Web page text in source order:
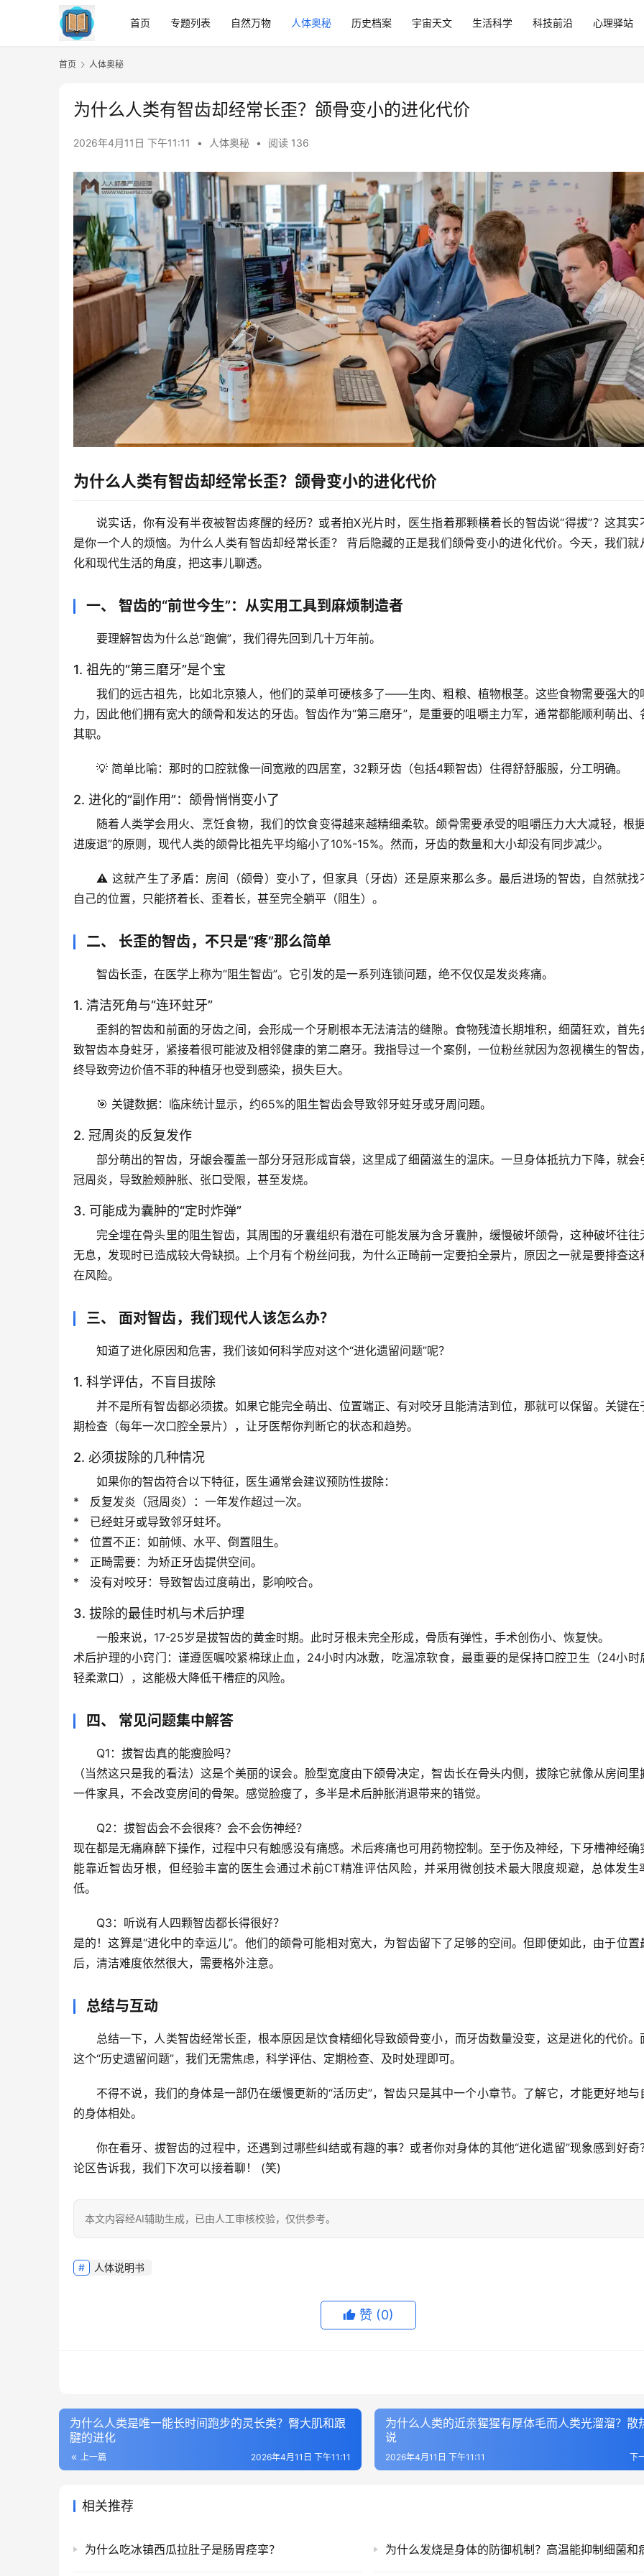
首页 专题列表 自然万物 人体奥秘 历史档案 宇宙天文 生活科学 科技前沿 心理驿站
首页 人体奥秘
为什么人类有智齿却经常长歪？颌骨变小的进化代价
2026年4月11日 下午11:11 • 人体奥秘 • 阅读 136
为什么人类有智齿却经常长歪？颌骨变小的进化代价
说实话，你有没有半夜被智齿疼醒的经历？或者拍X光片时，医生指着那颗横着长的智齿说“得拔”？这其实
是你一个人的烦恼。 为什么人类有智齿却经常长歪？ 背后隐藏的正是我们颌骨变小的进化代价。今天，我们就
化和现代生活的角度，把这事儿聊透。
一、 智齿的“前世今生”：从实用工具到麻烦制造者
要理解智齿为什么总“跑偏”，我们得先回到几十万年前。
1. 祖先的“第三磨牙”是个宝
我们的远古祖先，比如北京猿人，他们的菜单可硬核多了——生肉、粗粮、植物根茎。这些食物需要强大的
力，因此他们拥有宽大的颌骨和发达的牙齿。智齿作为“第三磨牙”，是重要的咀嚼主力军，通常都能顺利萌出、
其职。
💡 简单比喻：那时的口腔就像一间宽敞的四居室，32颗牙齿（包括4颗智齿）住得舒舒服服，分工明确。
2. 进化的“副作用”：颌骨悄悄变小了
随着人类学会用火、烹饪食物，我们的饮食变得越来越精细柔软。颌骨需要承受的咀嚼压力大大减轻，根
进废退”的原则， 现代人类的颌骨比祖先平均缩小了10%-15%。然而，牙齿的数量和大小却没有同步减少。
⚠️ 这就产生了矛盾：房间（颌骨）变小了，但家具（牙齿）还是原来那么多。最后进场的智齿，自然就找
自己的位置，只能挤着长、歪着长，甚至完全躺平（阻生）。
二、 长歪的智齿，不只是“疼”那么简单
智齿长歪，在医学上称为“阻生智齿”。它引发的是一系列连锁问题，绝不仅仅是发炎疼痛。
1. 清洁死角与“连环蛀牙”
歪斜的智齿和前面的牙齿之间，会形成一个牙刷根本无法清洁的缝隙。食物残渣长期堆积，细菌狂欢，首先
致智齿本身蛀牙，紧接着很可能波及相邻健康的第二磨牙。我指导过一个案例，一位粉丝就因为忽视横生的智齿
终导致旁边价值不菲的种植牙也受到感染，损失巨大。
🎯 关键数据：临床统计显示，约65%的阻生智齿会导致邻牙蛀牙或牙周问题。
2. 冠周炎的反复发作
部分萌出的智齿，牙龈会覆盖一部分牙冠形成盲袋，这里成了细菌滋生的温床。一旦身体抵抗力下降，就会
冠周炎，导致脸颊肿胀、张口受限，甚至发烧。
3. 可能成为囊肿的“定时炸弹”
完全埋在骨头里的阻生智齿，其周围的牙囊组织有潜在可能发展为含牙囊肿，缓慢破坏颌骨，这种破坏往往
无息，发现时已造成较大骨缺损。上个月有个粉丝问我，为什么正畸前一定要拍全景片，原因之一就是要排查这
在风险。
三、 面对智齿，我们现代人该怎么办？
知道了进化原因和危害，我们该如何科学应对这个“进化遗留问题”呢？
1. 科学评估，不盲目拔除
并不是所有智齿都必须拔。如果它能完全萌出、位置端正、有对咬牙且能清洁到位，那就可以保留。 关键在
期检查（每年一次口腔全景片） ，让牙医帮你判断它的状态和趋势。
2. 必须拔除的几种情况
如果你的智齿符合以下特征，医生通常会建议预防性拔除：
* 反复发炎 （冠周炎）：一年发作超过一次。
* 已经蛀牙或导致邻牙蛀坏。
* 位置不正 ：如前倾、水平、倒置阻生。
* 正畸需要：为矫正牙齿提供空间。
* 没有对咬牙 ：导致智齿过度萌出，影响咬合。
3. 拔除的最佳时机与术后护理
一般来说， 17-25岁是拔智齿的黄金时期。此时牙根未完全形成，骨质有弹性，手术创伤小、恢复快。
术后护理的小窍门：谨遵医嘱咬紧棉球止血，24小时内冰敷，吃温凉软食，最重要的是保持口腔卫生 （24小时
轻柔漱口），这能极大降低干槽症的风险。
四、 常见问题集中解答
Q1：拔智齿真的能瘦脸吗？
（当然这只是我的看法）这是个美丽的误会。脸型宽度由下颌骨决定，智齿长在骨头内侧，拔除它就像从房间里
一件家具，不会改变房间的骨架。感觉脸瘦了，多半是术后肿胀消退带来的错觉。
Q2：拔智齿会不会很疼？会不会伤神经？
现在都是无痛麻醉下操作，过程中只有触感没有痛感。术后疼痛也可用药物控制。至于伤及神经，下牙槽神经确
能靠近智齿牙根，但经验丰富的医生会通过术前CT精准评估风险，并采用微创技术最大限度规避，总体发生
低。
Q3：听说有人四颗智齿都长得很好？
是的！这算是“进化中的幸运儿”。他们的颌骨可能相对宽大，为智齿留下了足够的空间。但即便如此，由于位置
后，清洁难度依然很大，需要格外注意。
总结与互动
总结一下， 人类智齿经常长歪，根本原因是饮食精细化导致颌骨变小，而牙齿数量没变，这是进化的代价。
这个“历史遗留问题”，我们无需焦虑，科学评估、定期检查、及时处理即可。
不得不说，我们的身体是一部仍在缓慢更新的“活历史”，智齿只是其中一个小章节。了解它，才能更好地与
的身体相处。
你在看牙、拔智齿的过程中，还遇到过哪些纠结或有趣的事？或者你对身体的其他“进化遗留”现象感到好奇
论区告诉我，我们下次可以接着聊！
(笑)
本文内容经AI辅助生成，已由人工审核校验，仅供参考。
人体说明书
赞 (0)
为什么人类是唯一能长时间跑步的灵长类？臀大肌和跟
腱的进化
上一篇 2026年4月11日 下午11:11
为什么人类的近亲猩猩有厚体毛而人类光溜溜？散
说
下
2026年4月11日 下午11:11
相关推荐
为什么吃冰镇西瓜拉肚子是肠胃痉挛？